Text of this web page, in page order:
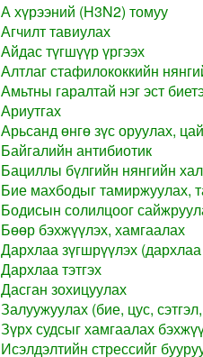
А хүрээний (H3N2) томуу
Агчилт тавиулах
Айдас түгшүүр үргээх
Алтлаг стафилококкийн
Амьтны гаралтай нэг эст
Ариутгах
Арьсанд өнгө зүс оруулах,
Байгалийн антибиотик
Бациллы бүлгийн нянгийн
Бие махбодыг тамиржуулах,
Бодисын солилцоог
Бөөр бэхжүүлэх, хамгаалах
Дархлаа зүгшрүүлэх (дархлаа
Дархлаа тэтгэх
Дасган зохицуулах
Залуужуулах (бие, цус,
Зүрх судсыг хамгаалах
Исэлдэлтийн стрессийг